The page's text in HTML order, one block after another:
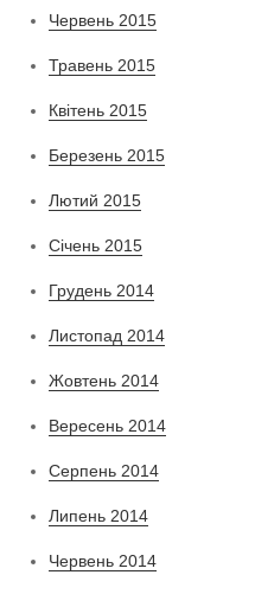
Червень 2015
Травень 2015
Квітень 2015
Березень 2015
Лютий 2015
Січень 2015
Грудень 2014
Листопад 2014
Жовтень 2014
Вересень 2014
Серпень 2014
Липень 2014
Червень 2014